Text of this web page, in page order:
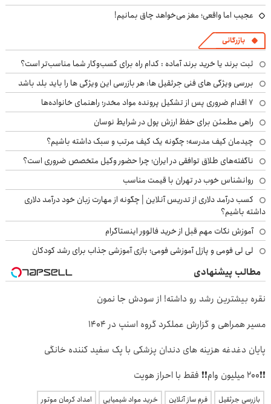
عجیب اما واقعی؛ مغز می‌خواهد چاق بمانیم!
بازرگانی
ثبت برند یا خرید برند آماده : کدام راه برای کسب‌وکار شما مناسب‌تر است؟
بررسی ویژگی های فنی جرثقیل ها: هر بازرسی این ویژگی ها را باید بلد باشد
۷ اقدام ضروری پس از تشکیل پرونده مواد مخدر؛ راهنمای خانواده‌ها
راهی مطمئن برای حفظ ارزش پول در شرایط نوسان
چیدمان کیف مدرسه؛ چگونه یک کیف مرتب و سبک داشته باشیم؟
ناگفته‌های طلاق توافقی در ایران؛ چرا حضور وکیل متخصص ضروری است؟
روانشناس خوب در تهران با قیمت مناسب
کسب درآمد دلاری از تدریس آنلاین | چگونه از مهارت زبان خود درآمد دلاری
داشته باشیم؟
آموزش نکات مهم قبل از خرید فالوور اینستاگرام
لی لی فومی و پازل آموزشی فومی؛ بازی آموزشی جذاب برای رشد کودکان
مطالب پیشنهادی
نقره بیشترین رشد رو داشته! از سودش جا نمون
مسیر همراهی و گزارش عملکرد گروه اسنپ در ۱۴۰۴
پایان دغدغه هزینه های دندان پزشکی با پک سفید کننده خانگی
❗❗200 میلیون وام❗❗ فقط با احراز هویت
بازرسی جرثقیل فرم ساز آنلاین خرید مواد شیمیایی امداد کرمان موتور